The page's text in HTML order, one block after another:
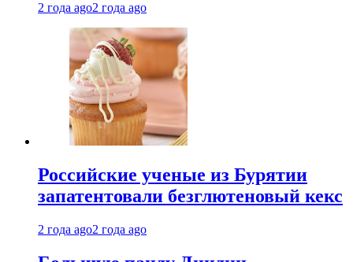
2 года ago2 года ago
Российские ученые из Бурятии
запатентовали безглютеновый кекс
2 года ago2 года ago